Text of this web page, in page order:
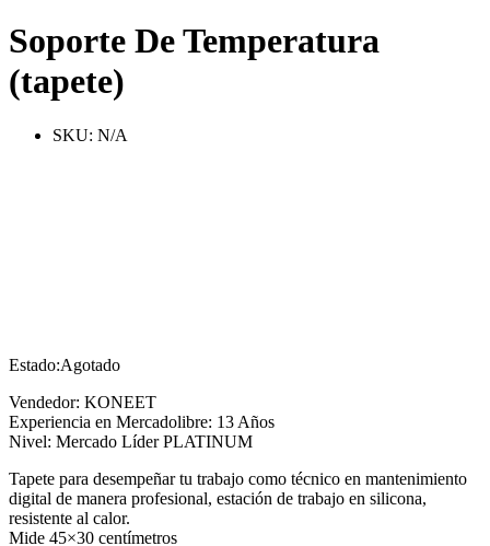
Soporte De Temperatura
(tapete)
SKU: N/A
Estado:Agotado
Vendedor: KONEET
Experiencia en Mercadolibre: 13 Años
Nivel: Mercado Líder PLATINUM
Tapete para desempeñar tu trabajo como técnico en mantenimiento
digital de manera profesional, estación de trabajo en silicona,
resistente al calor.
Mide 45×30 centímetros